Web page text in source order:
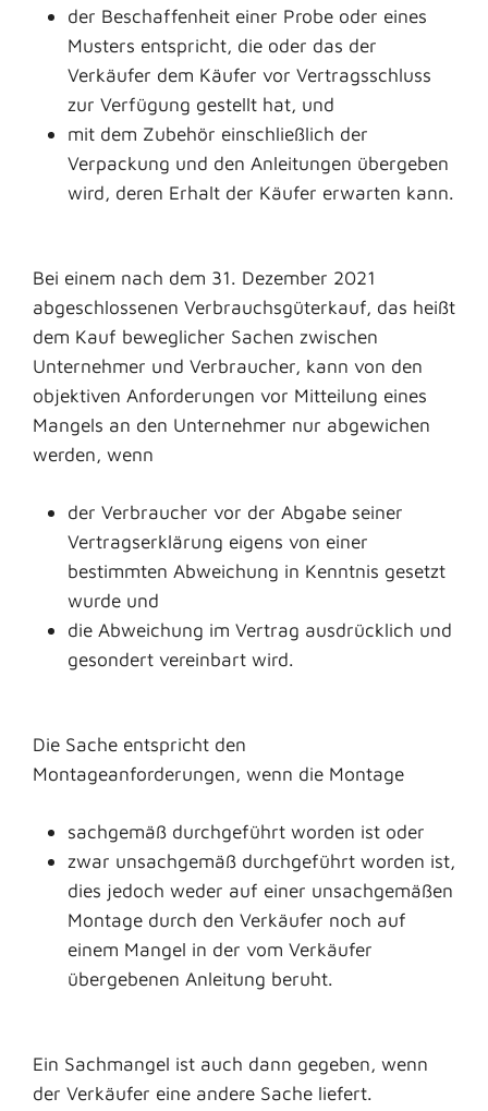
der Beschaffenheit einer Probe oder eines
Musters entspricht, die oder das der
Verkäufer dem Käufer vor Vertragsschluss
zur Verfügung gestellt hat, und
mit dem Zubehör einschließlich der
Verpackung und den Anleitungen übergeben
wird, deren Erhalt der Käufer erwarten kann.
Bei einem nach dem 31. Dezember 2021
abgeschlossenen Verbrauchsgüterkauf, das heißt
dem Kauf beweglicher Sachen zwischen
Unternehmer und Verbraucher, kann von den
objektiven Anforderungen vor Mitteilung eines
Mangels an den Unternehmer nur abgewichen
werden, wenn
der Verbraucher vor der Abgabe seiner
Vertragserklärung eigens von einer
bestimmten Abweichung in Kenntnis gesetzt
wurde und
die Abweichung im Vertrag ausdrücklich und
gesondert vereinbart wird.
Die Sache entspricht den
Montageanforderungen, wenn die Montage
sachgemäß durchgeführt worden ist oder
zwar unsachgemäß durchgeführt worden ist,
dies jedoch weder auf einer unsachgemäßen
Montage durch den Verkäufer noch auf
einem Mangel in der vom Verkäufer
übergebenen Anleitung beruht.
Ein Sachmangel ist auch dann gegeben, wenn
der Verkäufer eine andere Sache liefert.